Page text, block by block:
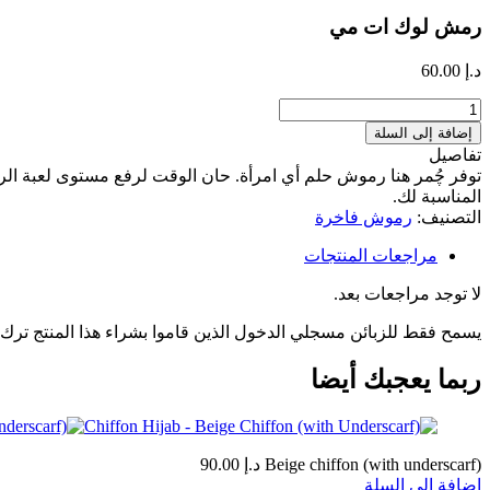
رمش لوك ات مي
د.إ
كمية
رمش
لوك
ات
مي
إضافة إلى السلة
تفاصيل
توفر چُمر هنا رموش حلم أي امرأة. حان الوقت لرفع مستوى لعبة
المناسبة لك.
التصنيف: رموش فاخرة
مراجعات المنتجات
لا توجد مراجعات بعد.
يسمح فقط للزبائن مسجلي الدخول الذين قاموا بشراء هذا المنتج
ربما يعجبك أيضا
Beige chiffon (with underscarf) د.إ
إضافة إلى السلة